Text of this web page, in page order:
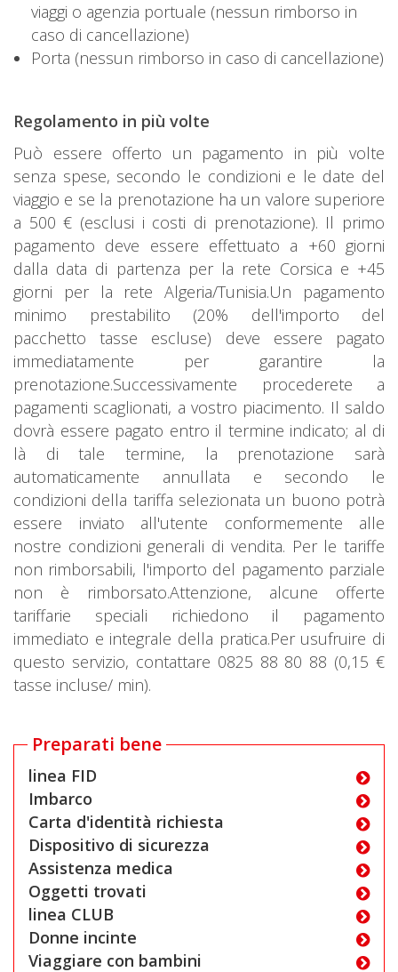
viaggi o agenzia portuale (nessun rimborso in
caso di cancellazione)
Porta (nessun rimborso in caso di cancellazione)
Regolamento in più volte
Può essere offerto un pagamento in più volte
senza spese, secondo le condizioni e le date del
viaggio e se la prenotazione ha un valore superiore
a 500 € (esclusi i costi di prenotazione). Il primo
pagamento deve essere effettuato a +60 giorni
dalla data di partenza per la rete Corsica e +45
giorni per la rete Algeria/Tunisia.Un pagamento
minimo prestabilito (20% dell'importo del
pacchetto tasse escluse) deve essere pagato
immediatamente per garantire la
prenotazione.Successivamente procederete a
pagamenti scaglionati, a vostro piacimento. Il saldo
dovrà essere pagato entro il termine indicato; al di
là di tale termine, la prenotazione sarà
automaticamente annullata e secondo le
condizioni della tariffa selezionata un buono potrà
essere inviato all'utente conformemente alle
nostre condizioni generali di vendita. Per le tariffe
non rimborsabili, l'importo del pagamento parziale
non è rimborsato.Attenzione, alcune offerte
tariffarie speciali richiedono il pagamento
immediato e integrale della pratica.Per usufruire di
questo servizio, contattare 0825 88 80 88 (0,15 €
tasse incluse/ min).
Preparati bene
linea FID
Imbarco
Carta d'identità richiesta
Dispositivo di sicurezza
Assistenza medica
Oggetti trovati
linea CLUB
Donne incinte
Viaggiare con bambini